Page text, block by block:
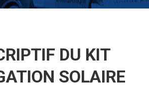
Vous êtes ici :
DU KIT
SOLAIRE